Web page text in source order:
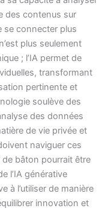
des contenus sur
se connecter plus
plus seulement
; l’IA permet de
transformant
pertinente et
soulève des
des données
de vie privée et
naviguer ces
bâton pourrait être
l’IA générative
à l’utiliser de manière
innovation et